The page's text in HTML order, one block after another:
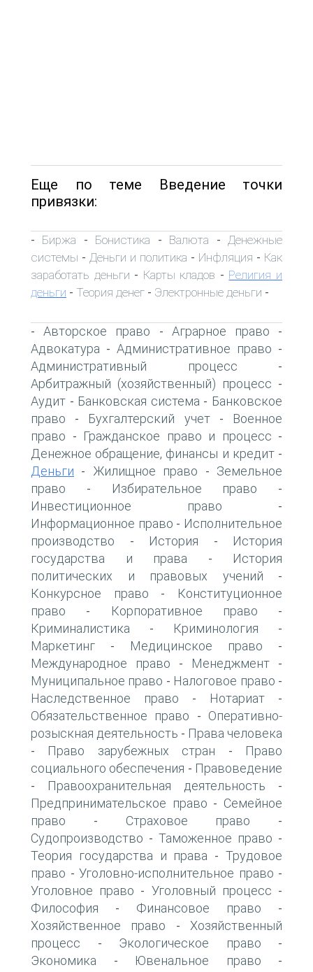
Еще по теме Введение точки
привязки:
- Биржа - Бонистика - Валюта - Денежные
системы - Деньги и политика - Инфляция - Как
заработать деньги - Карты кладов - Религия и
деньги - Теория денег - Электронные деньги -
-Авторское право - Аграрное право -
Адвокатура - Административное право -
Административный процесс -
Арбитражный (хозяйственный) процесс -
Аудит - Банковская система - Банковское
право - Бухгалтерский учет-
Военное
право - Гражданское право и процесс -
Денежное обращение, финансы и кредит-
Деньги - Жилищное право - Земельное
право - Избирательное право -
Инвестиционное право -
Информационное право - Исполнительное
производство - История -
История
государства и права -
История
политических и правовых учений -
Конкурсное право -
Конституционное
право - Корпоративное право -
Криминалистика - Криминология -
Маркетинг - Медицинское право -
Международное право - Менеджмент -
Муниципальное право - Налоговое право -
Наследственное право - Нотариат -
Обязательственное право - Оперативно-
розыскная деятельность - Права человека
- Право зарубежных стран -
Право
социального обеспечения - Правоведение
- Правоохранительная деятельность -
Предпринимательское право - Семейное
право - Страховое право -
Судопроизводство - Таможенное право -
Теория государства и права -Трудовое
право - Уголовно-исполнительное право -
Уголовное право - Уголовный процесс -
Философия - Финансовое право -
Хозяйственное право - Хозяйственный
процесс - Экологическое право -
Экономика - Ювенальное право -